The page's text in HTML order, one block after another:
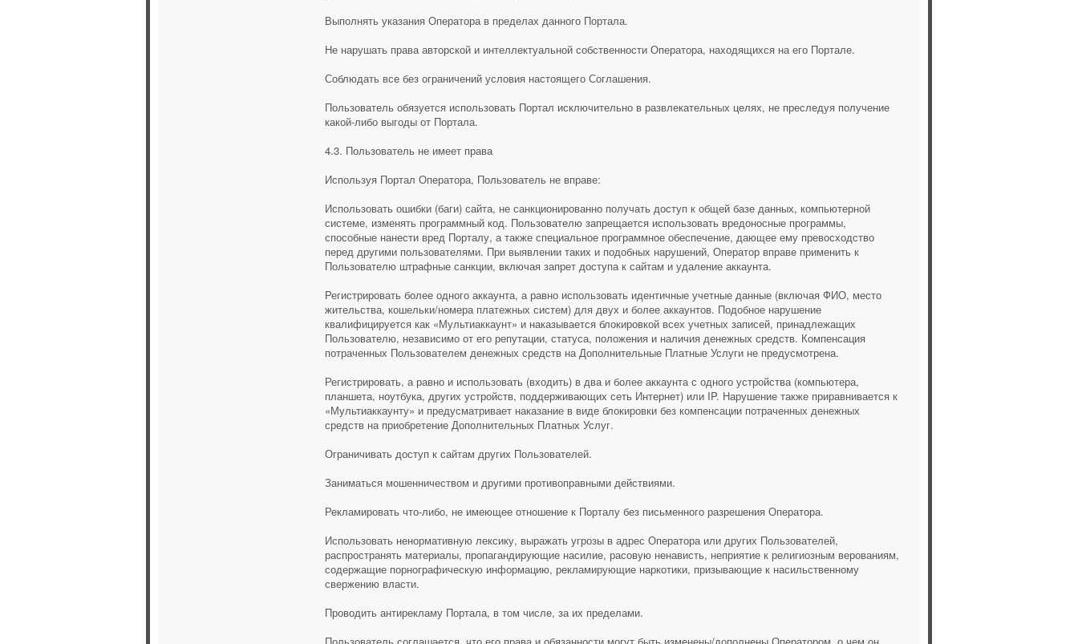
Выполнять указания Оператора в пределах данного Портала.
Не нарушать права авторской и интеллектуальной собственности Оператора, находящихся на его Портале.
Соблюдать все без ограничений условия настоящего Соглашения.
Пользователь обязуется использовать Портал исключительно в развлекательных целях, не преследуя получение
какой-либо выгоды от Портала.
4.3. Пользователь не имеет права
Используя Портал Оператора, Пользователь не вправе:
Использовать ошибки (баги) сайта, не санкционированно получать доступ к общей базе данных, компьютерной
системе, изменять программный код. Пользователю запрещается использовать вредоносные программы,
способные нанести вред Порталу, а также специальное программное обеспечение, дающее ему превосходство
перед другими пользователями. При выявлении таких и подобных нарушений, Оператор вправе применить к
Пользователю штрафные санкции, включая запрет доступа к сайтам и удаление аккаунта.
Регистрировать более одного аккаунта, а равно использовать идентичные учетные данные (включая ФИО, место
жительства, кошельки/номера платежных систем) для двух и более аккаунтов. Подобное нарушение
квалифицируется как «Мультиаккаунт» и наказывается блокировкой всех учетных записей, принадлежащих
Пользователю, независимо от его репутации, статуса, положения и наличия денежных средств. Компенсация
потраченных Пользователем денежных средств на Дополнительные Платные Услуги не предусмотрена.
Регистрировать, а равно и использовать (входить) в два и более аккаунта с одного устройства (компьютера,
планшета, ноутбука, других устройств, поддерживающих сеть Интернет) или IP. Нарушение также приравнивается к
«Мультиаккаунту» и предусматривает наказание в виде блокировки без компенсации потраченных денежных
средств на приобретение Дополнительных Платных Услуг.
Ограничивать доступ к сайтам других Пользователей.
Заниматься мошенничеством и другими противоправными действиями.
Рекламировать что-либо, не имеющее отношение к Порталу без письменного разрешения Оператора.
Использовать ненормативную лексику, выражать угрозы в адрес Оператора или других Пользователей,
распространять материалы, пропагандирующие насилие, расовую ненависть, неприятие к религиозным верованиям,
содержащие порнографическую информацию, рекламирующие наркотики, призывающие к насильственному
свержению власти.
Проводить антирекламу Портала, в том числе, за их пределами.